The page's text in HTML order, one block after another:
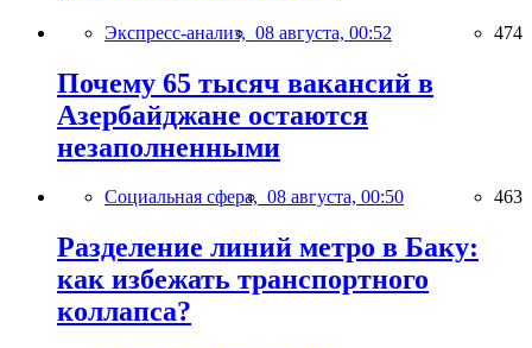
Экспресс-анализ, 08 августа, 00:52 474
Почему 65 тысяч вакансий в
Азербайджане остаются
незаполненными
Социальная сфера, 08 августа, 00:50 463
Разделение линий метро в Баку:
как избежать транспортного
коллапса?